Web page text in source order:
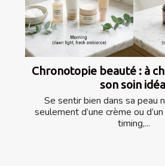
Chronotopie beauté : à
son soin
Se sentir bien dans sa peau
seulement d’une crème ou
timing,...